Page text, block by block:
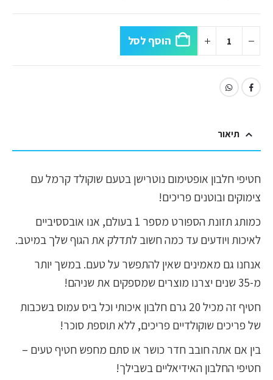
הוסף לסל
תיאור
חטיפי חלבון אופטימום נוטרישן בטעם שוקולד קרמל עם
צימוקים ובוטנים פריכים!
כמותג תזונת הספורט מספר 1 בעולם, אנו אובססיביים
לאיכות ויודעים עד כמה חשוב לתדלק את הגוף שלך במיטב.
אנחנו גם מאמינים שאין להתפשר על טעם. במשך יותר
מ-35 שנים יצרנו מוצרים שמספקים את שניהם!
חטיף זה מכיל 20 גרם חלבון איכותי וכל ביס עמוס בשכבות
של פריכים שוקולדיים פריכים, ללא תוספת סוכר!
בין אם אתה חובב חדר כושר או סתם מחפש חטיף טעים –
חטיפי החלבון האידיאליים בשבילך!